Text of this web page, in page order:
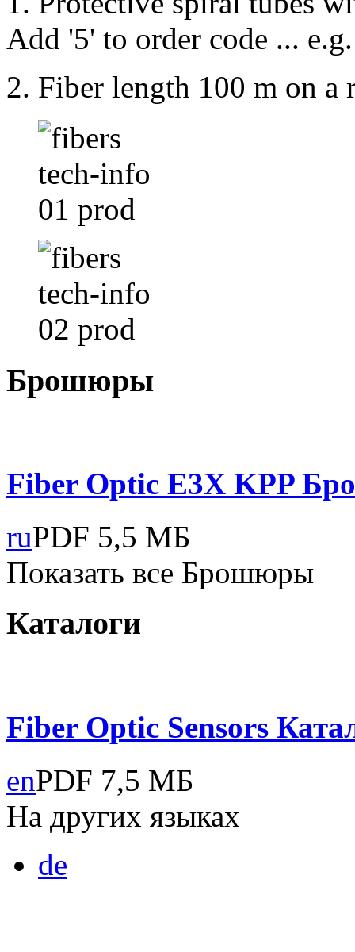
Add '5' to order code ...
2. Fiber length 100 m on
Брошюры
Fiber Optic E3X KPP
ruPDF 5,5 МБ
Показать все Брошюры
Каталоги
Fiber Optic Sensors
enPDF 7,5 МБ
На других языках
de